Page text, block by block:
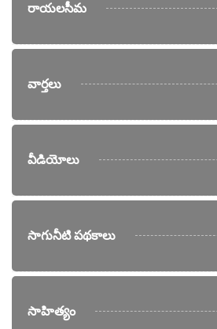
రాయలసీమ
వార్తలు
వీడియోలు
సాగునీటి పథకాలు
సాహిత్యం